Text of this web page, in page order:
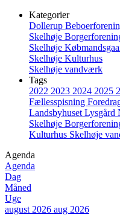
Kategorier
Dollerup
Skelhøje
Skelhøje
Skelhøje Kulturhus
Skelhøje vandværk
Tags
2022 2023 2024 2025
Fællesspisning
Landsbyhuset Lysgård
Skelhøje
Kulturhus Skelhøje
Agenda
Agenda
Dag
Måned
Uge
august 2026 aug 2026